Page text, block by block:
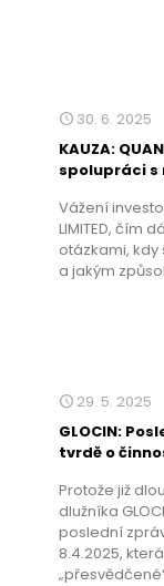
30. 6. 2025
KAUZA:
spolupráci s
Vážení
LIMITED, čím
otázkami,
a jakým
29. 5. 2025
GLOCIN:
tvrdě o
Protože již
dlužníka
poslední
8.4.2025,